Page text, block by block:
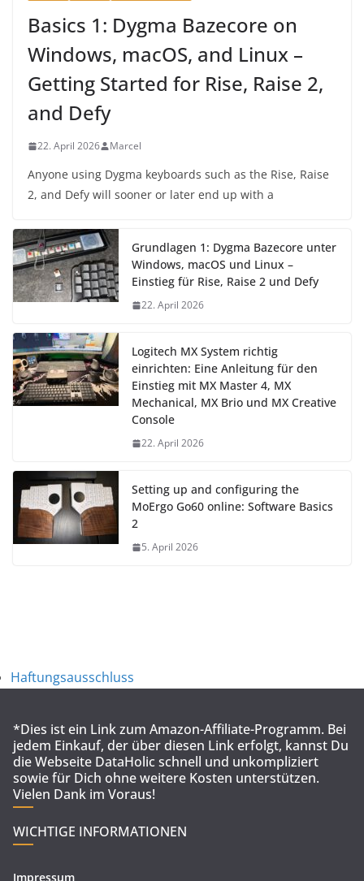
Basics 1: Dygma Bazecore on
Windows, macOS, and Linux –
Getting Started for Rise, Raise 2,
and Defy
22. April 2026 Marcel
Anyone using Dygma keyboards such as the Rise, Raise
2, and Defy will sooner or later end up with a
Grundlagen 1: Dygma Bazecore unter
Windows, macOS und Linux –
Einstieg für Rise, Raise 2 und Defy
22. April 2026
Logitech MX System richtig
einrichten: Eine Anleitung für den
Einstieg mit MX Master 4, MX
Mechanical, MX Brio und MX Creative
Console
22. April 2026
Setting up and configuring the
MoErgo Go60 online: Software Basics
2
5. April 2026
Haftungsausschluss
*Dies ist ein Link zum Amazon-Affiliate-Programm. Bei
jedem Einkauf, der über diesen Link erfolgt, kannst Du
die Webseite DataHolic schnell und unkompliziert
sowie für Dich ohne weitere Kosten unterstützen.
Vielen Dank im Voraus!
WICHTIGE INFORMATIONEN
Impressum